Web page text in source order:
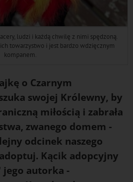
ludzi i każdą chwilę z nimi spędzoną.
towarzystwo i jest bardzo wdzięcznym
kompanem.
o Czarnym
swojej Królewny, by
miłością i zabrała
zwanego domem -
odcinek naszego
Kącik adopcyjny
jego autorka -